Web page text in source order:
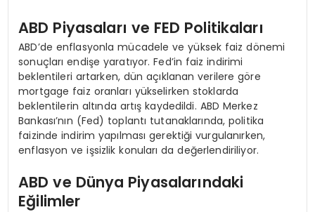
ABD Piyasaları ve FED Politikaları
ABD’de enflasyonla mücadele ve yüksek faiz dönemi
sonuçları endişe yaratıyor. Fed’in faiz indirimi
beklentileri artarken, dün açıklanan verilere göre
mortgage faiz oranları yükselirken stoklarda
beklentilerin altında artış kaydedildi. ABD Merkez
Bankası’nın (Fed) toplantı tutanaklarında, politika
faizinde indirim yapılması gerektiği vurgulanırken,
enflasyon ve işsizlik konuları da değerlendiriliyor.
ABD ve Dünya Piyasalarındaki
Eğilimler